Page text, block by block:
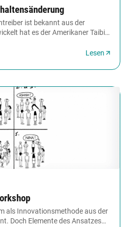
ist bekannt aus der
hat es der Amerikaner Taibi
Lesen
als Innovationsmethode aus der
Doch Elemente des Ansatzes